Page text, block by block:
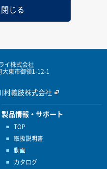
じる
イ株式会社
大東市御領1-12-1
村義肢株式会社
製品情報・サポート
TOP
取扱説明書
動画
カタログ